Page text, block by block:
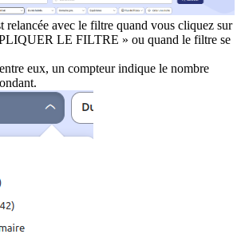
relancée avec le filtre quand vous cliquez sur
LE FILTRE » ou quand le filtre se
eux, un compteur indique le nombre